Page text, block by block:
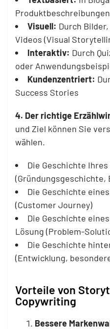
Produktbeschreibungen
Visuell: Durch
Videos (Visual
Interaktiv: Durch
oder
Kundenzentriert:
Success Stories
4. Der richtige
und Ziel können Sie
wählen.
Die Geschichte
(Gründungsgeschichte,
Die Geschichte
(Customer Journey)
Die Geschichte
Lösung (Problem-
Die Geschichte
(Entwicklung,
Vorteile von
Copywriting
Bessere